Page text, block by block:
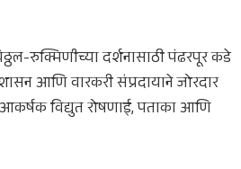
रुक्मिणीच्या दर्शनासाठी पंढरपूर कडे
आणि वारकरी संप्रदायाने जोरदार
विद्युत रोषणाई, पताका आणि